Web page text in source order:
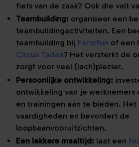
fiets van de zaak? Ook die valt
Teambuilding: organiseer een
teambuildingactiviteiten. Een
teambuilding bij FarmFun of een
Circus Tadaa? Het versterkt de
zorgt voor veel (lach)plezier.
Persoonlijke ontwikkeling:
ontwikkeling van je werknemers
en trainingen aan te bieden.
vaardigheden en bevordert de
loopbaanvooruitzichten.
Een lekkere maaltijd: laat een